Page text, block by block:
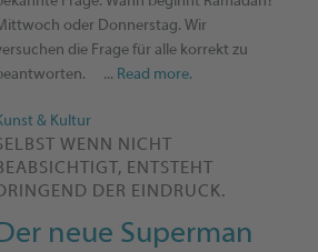
oder Donnerstag. Wir
die Frage für alle korrekt zu
... Read more.
& Kultur
WENN NICHT
ENTSTEHT
DER EINDRUCK.
neue Superman